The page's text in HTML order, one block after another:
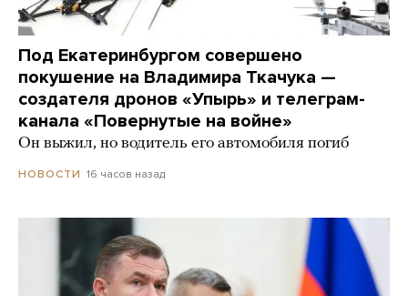
Под Екатеринбургом совершено
покушение на Владимира Ткачука —
создателя дронов «Упырь» и телеграм-
канала «Повернутые на войне»
Он выжил, но водитель его автомобиля погиб
НОВОСТИ 16 часов назад